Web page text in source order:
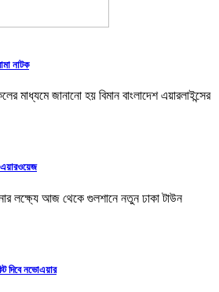
নাটক
মাধ্যমে জানানো হয় বিমান বাংলাদেশ এয়ারলাইন্সের
লক্ষ্যে আজ থেকে গুলশানে নতুন ঢাকা টাউন
দিবে নভোএয়ার